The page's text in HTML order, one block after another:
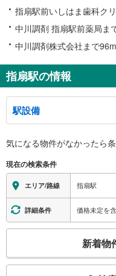
指扇駅前いしはま歯科ク
中川調剤 指扇駅前薬局ま
中川調剤株式会社まで
指扇駅の情報
駅設備
※段差なしでの移動経路
地上⇔改札⇔ホーム：○
エレベータ
・各ホーム⇔改札
・改札⇔北口
・改札⇔南口
エスカレータ
・改札⇔北口
・改札⇔南口
気になる物件がなかったら
現在の検索条件
エリア/路線 指扇駅
詳細条件 価格未定を
検
新着物